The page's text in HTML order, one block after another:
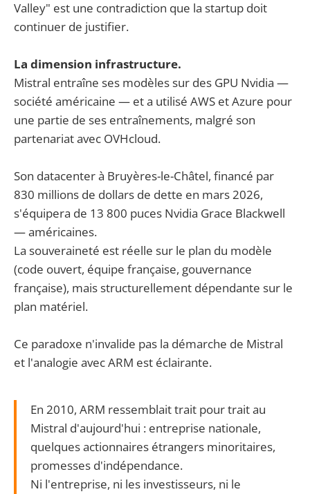
Valley" est une contradiction que la startup doit
continuer de justifier.
La dimension infrastructure.
Mistral entraîne ses modèles sur des GPU Nvidia —
société américaine — et a utilisé AWS et Azure pour
une partie de ses entraînements, malgré son
partenariat avec OVHcloud.
Son datacenter à Bruyères-le-Châtel, financé par
830 millions de dollars de dette en mars 2026,
s'équipera de 13 800 puces Nvidia Grace Blackwell
— américaines.
La souveraineté est réelle sur le plan du modèle
(code ouvert, équipe française, gouvernance
française), mais structurellement dépendante sur le
plan matériel.
Ce paradoxe n'invalide pas la démarche de Mistral
et l'analogie avec ARM est éclairante.
En 2010, ARM ressemblait trait pour trait au
Mistral d'aujourd'hui : entreprise nationale,
quelques actionnaires étrangers minoritaires,
promesses d'indépendance.
Ni l'entreprise, ni les investisseurs, ni le